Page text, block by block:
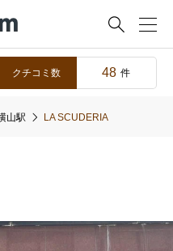

クチコミ数 48 件
山駅 LA SCUDERIA